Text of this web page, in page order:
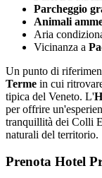
Parcheggio
Animali
Aria
Vicinanza a
Un punto di
Terme in cui
tipica del Veneto. L'
per offrire
tranquillità dei Colli
naturali del territorio.
Prenota Hotel